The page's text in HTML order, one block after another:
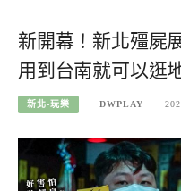
新開幕！新北殭屍
用到台南就可以逛
新北-玩樂 DWPLAY